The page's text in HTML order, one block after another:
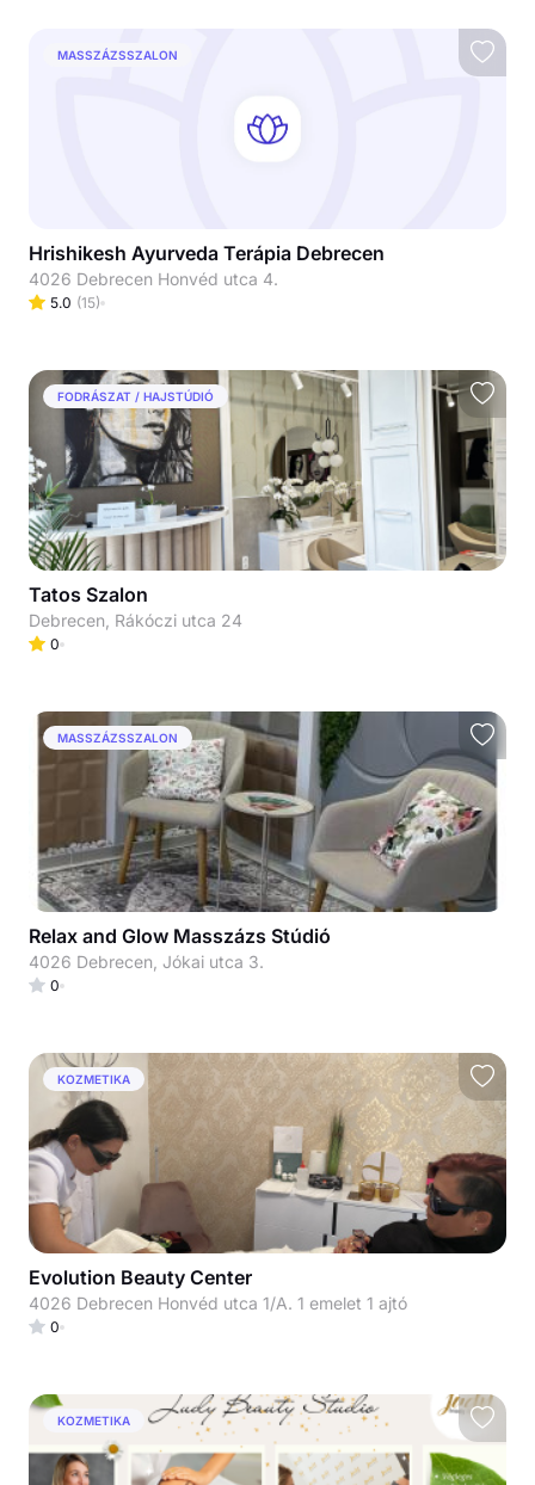
MASSZÁZSSZALON
Hrishikesh Ayurveda Terápia Debrecen
4026 Debrecen Honvéd utca 4.
5.0 (15)
FODRÁSZAT / HAJSTÚDIÓ
Tatos Szalon
Debrecen, Rákóczi utca 24
0
MASSZÁZSSZALON
Relax and Glow Masszázs Stúdió
4026 Debrecen, Jókai utca 3.
0
KOZMETIKA
Evolution Beauty Center
4026 Debrecen Honvéd utca 1/A. 1 emelet 1 ajtó
0
KOZMETIKA